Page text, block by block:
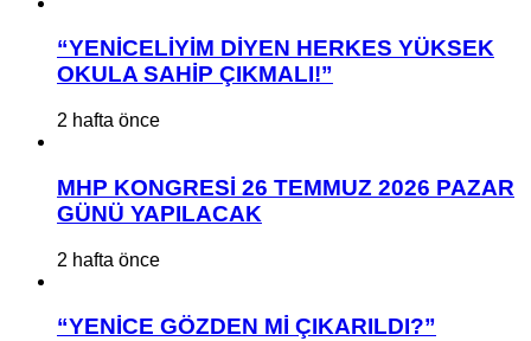
“YENİCELİYİM DİYEN HERKES YÜKSEK
OKULA SAHİP ÇIKMALI!”
2 hafta önce
MHP KONGRESİ 26 TEMMUZ 2026 PAZAR
GÜNÜ YAPILACAK
2 hafta önce
“YENİCE GÖZDEN Mİ ÇIKARILDI?”